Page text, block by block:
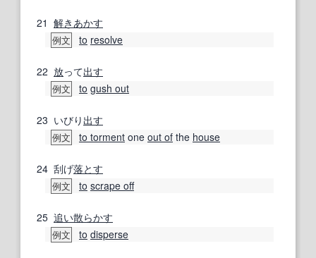
21 解きあかす
例文 to resolve
22 放って出す
例文 to gush out
23 いびり 出す
例文 to torment one out of the house
24 刮げ落とす
例文 to scrape off
25 追い散らかす
例文 to disperse